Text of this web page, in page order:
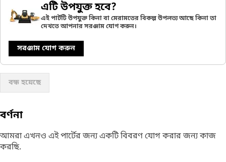
এটি উপযুক্ত হবে?
এই পার্টটি উপযুক্ত কিনা বা মেরামতের বিকল্প উপলভ্য আছে কিনা তা
দেখতে আপনার সরঞ্জাম যোগ করুন।
সরঞ্জাম যোগ করুন
বন্ধ হয়েছে
বর্ণনা
আমরা এখনও এই পার্টের জন্য একটি বিবরণ যোগ করার জন্য কাজ
করছি.